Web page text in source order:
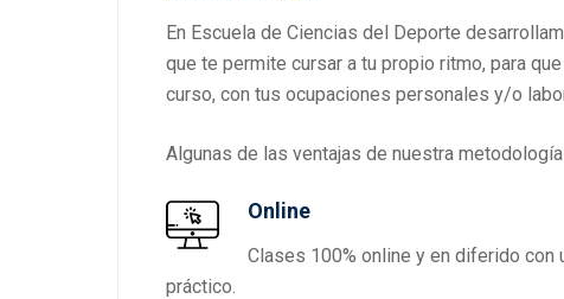
En Escuela de Ciencias del Deporte
que te permite cursar a tu propio ritmo, para
curso, con tus ocupaciones personales y/o
Algunas de las ventajas de nuestra
Online
Clases 100% online y en diferido
práctico.